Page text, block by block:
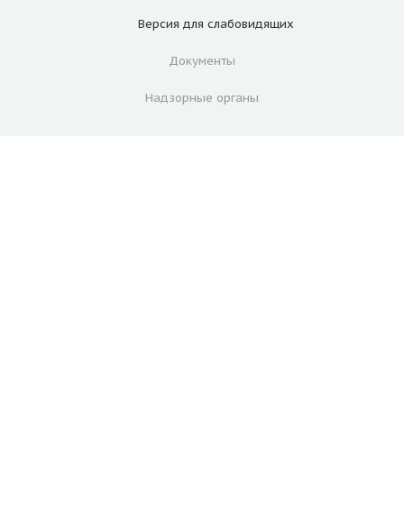
Версия для слабовидящих
Документы
Надзорные органы